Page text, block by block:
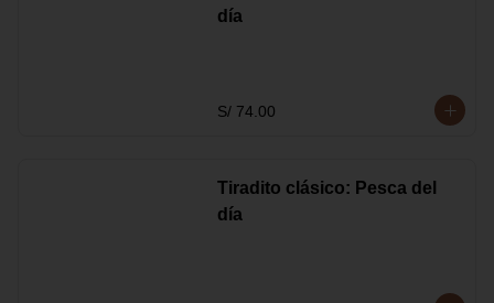
día
S/ 74.00
Tiradito clásico: Pesca del
día